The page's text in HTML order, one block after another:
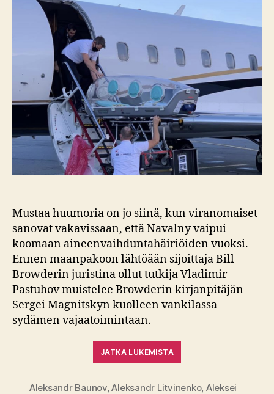
Mustaa huumoria on jo siinä, kun viranomaiset
sanovat vakavissaan, että Navalny vaipui
koomaan aineenvaihduntahäiriöiden vuoksi.
Ennen maanpakoon lähtöään sijoittaja Bill
Browderin juristina ollut tutkija Vladimir
Pastuhov muistelee Browderin kirjanpitäjän
Sergei Magnitskyn kuolleen vankilassa
sydämen vajaatoimintaan.
JATKA LUKEMISTA
Aleksandr Baunov,Aleksandr Litvinenko, Aleksei